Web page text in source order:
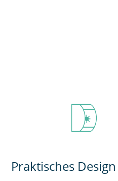
Praktisches Design